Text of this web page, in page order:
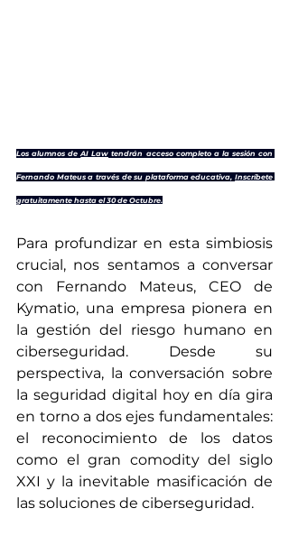
Los alumnos de AI Law tendrán acceso completo a la sesión con
Fernando Mateus a través de su plataforma educativa, Inscríbete
gratuitamente hasta el 30 de Octubre.
Para profundizar en esta simbiosis
crucial, nos sentamos a conversar
con Fernando Mateus, CEO de
Kymatio, una empresa pionera en
la gestión del riesgo humano en
ciberseguridad. Desde su
perspectiva, la conversación sobre
la seguridad digital hoy en día gira
en torno a dos ejes fundamentales:
el reconocimiento de los datos
como el gran comodity del siglo
XXI y la inevitable masificación de
las soluciones de ciberseguridad.